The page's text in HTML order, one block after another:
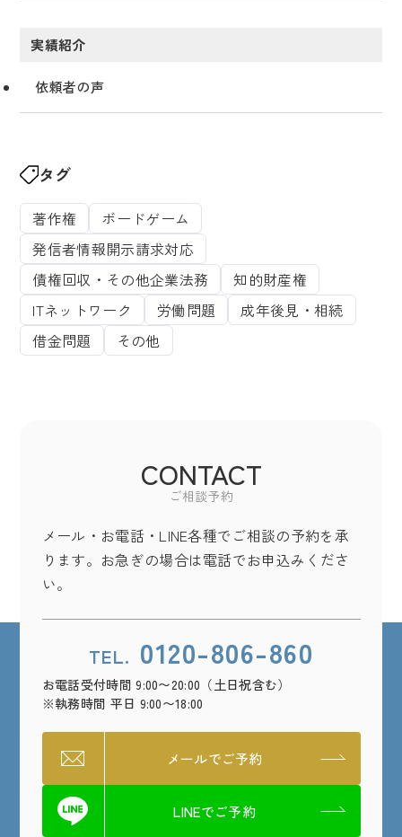
実績紹介
依頼者の声
タグ
著作権
ボードゲーム
発信者情報開示請求対応
債権回収・その他企業法務
知的財産権
ITネットワーク
労働問題
成年後見・相続
借金問題
その他
ご相談予約
CONTACT
メール・お電話・LINE各種でご相談の予約を承
ります。お急ぎの場合は電話でお申込みくださ
い。
TEL. 0120-806-860
お電話受付時間 9:00〜20:00（土日祝含む）
※執務時間 平日 9:00〜18:00
メールでご予約
LINEでご予約